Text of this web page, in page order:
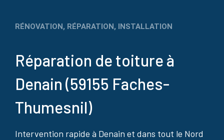
RÉNOVATION, RÉPARATION, INSTALLATION
Réparation de toiture à
Denain (59155 Faches-
Thumesnil)
Intervention rapide à Denain et dans tout le Nord